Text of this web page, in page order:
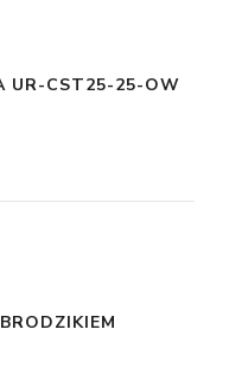
UR-CST25-25-OW